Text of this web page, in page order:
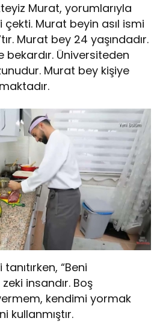
Murat, yorumlarıyla
Murat beyin asıl ismi
Murat bey 24 yaşındadır.
bekardır. Üniversiteden
Murat bey kişiye
“Beni
insandır. Boş
kendimi yormak
kullanmıştır.